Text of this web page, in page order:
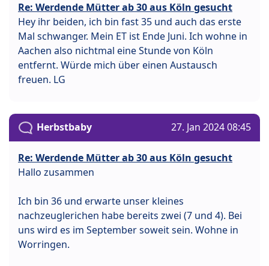
Re: Werdende Mütter ab 30 aus Köln gesucht
Hey ihr beiden, ich bin fast 35 und auch das erste
Mal schwanger. Mein ET ist Ende Juni. Ich wohne in
Aachen also nichtmal eine Stunde von Köln
entfernt. Würde mich über einen Austausch
freuen. LG
Herbstbaby 27. Jan 2024 08:45
Re: Werdende Mütter ab 30 aus Köln gesucht
Hallo zusammen
Ich bin 36 und erwarte unser kleines
nachzeuglerichen habe bereits zwei (7 und 4). Bei
uns wird es im September soweit sein. Wohne in
Worringen.